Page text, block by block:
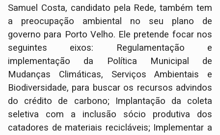
Samuel Costa, candidato pela Rede, também tem
a preocupação ambiental no seu plano de
governo para Porto Velho. Ele pretende focar nos
seguintes eixos: Regulamentação e
implementação da Política Municipal de
Mudanças Climáticas, Serviços Ambientais e
Biodiversidade, para buscar os recursos advindos
do crédito de carbono; Implantação da coleta
seletiva com a inclusão sócio produtiva dos
catadores de materiais recicláveis; Implementar a